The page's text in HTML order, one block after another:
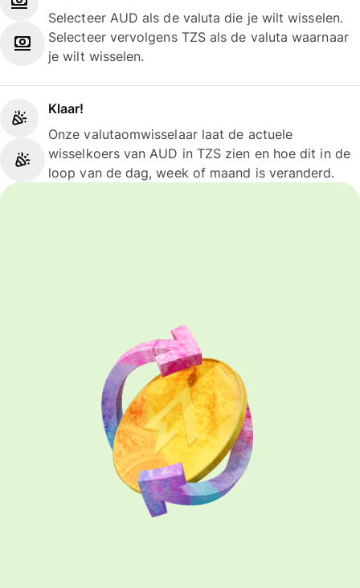
Selecteer AUD als de valuta die je wilt wisselen.
Selecteer vervolgens TZS als de valuta waarnaar
je wilt wisselen.
Klaar!
Onze valutaomwisselaar laat de actuele
wisselkoers van AUD in TZS zien en hoe dit in de
loop van de dag, week of maand is veranderd.